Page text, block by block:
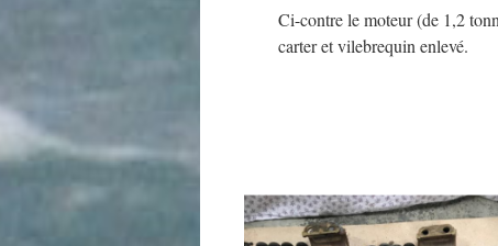
Ci-contre le moteur (de 1,2
carter et vilebrequin enlevé.